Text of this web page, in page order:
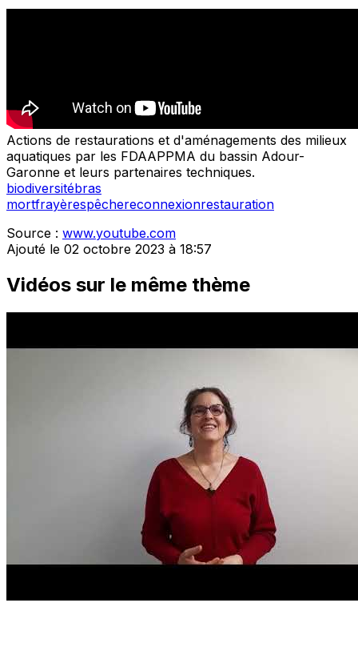
Actions de restaurations et d'aménagements des milieux
aquatiques par les FDAAPPMA du bassin Adour-
Garonne et leurs partenaires techniques.
biodiversitébras
mortfrayèrespêchereconnexionrestauration
Source : www.youtube.com
Ajouté le 02 octobre 2023 à 18:57
Vidéos sur le même thème